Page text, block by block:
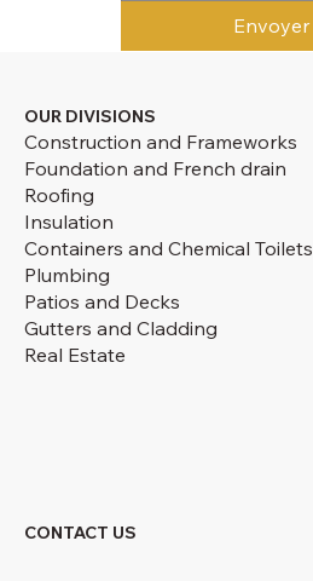
Envoyer
OUR DIVISIONS
Construction and Frameworks
Foundation and French drain
Roofing
Insulation
Containers and Chemical Toilets
Plumbing
Patios and Decks
Gutters and Cladding
Real Estate
CONTACT US